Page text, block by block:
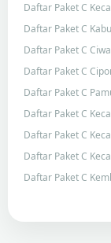
Daftar Paket C
Daftar Paket C
Daftar Paket C
Daftar Paket C
Daftar Paket C
Daftar Paket C
Daftar Paket C
Daftar Paket C
Daftar Paket C